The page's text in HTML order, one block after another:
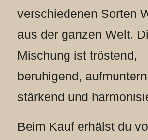
verschiedenen Sorten
aus der ganzen Welt.
Mischung ist tröstend,
beruhigend,
stärkend und
Beim Kauf erhälst du